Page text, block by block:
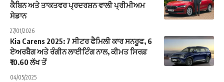
ਕੈਬਿਨ ਅਤੇ ਤਾਕਤਵਰ ਪ੍ਰਦਰਸ਼ਨ ਵਾਲੀ ਪ੍ਰੀਮੀਅਮ
ਸੇਡਾਨ
27/01/2026
Kia Carens 2025: 7 ਸੀਟਰ ਫੈਮਿਲੀ ਕਾਰ ਸਨਰੂਫ, 6
ਏਅਰਬੈਗ ਅਤੇ ਰੰਗੀਨ ਲਾਈਟਿੰਗ ਨਾਲ, ਕੀਮਤ ਸਿਰਫ਼
₹10.60 ਲੱਖ ਤੋਂ
04/05/2025